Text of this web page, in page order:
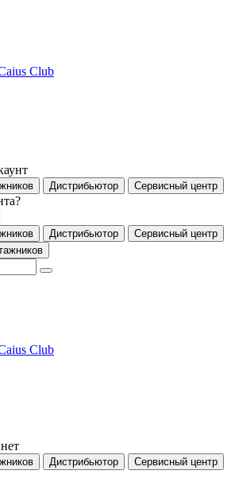
Club
Дистрибьютор Сервисный центр
Дистрибьютор
Сервисный центр
для монтажников
Club
Дистрибьютор Сервисный центр